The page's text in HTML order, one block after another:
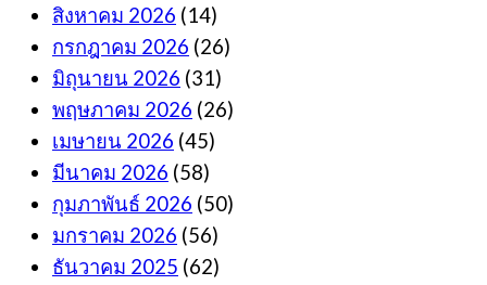
สิงหาคม 2026 (14)
กรกฎาคม 2026 (26)
มิถุนายน 2026 (31)
พฤษภาคม 2026 (26)
เมษายน 2026 (45)
มีนาคม 2026 (58)
กุมภาพันธ์ 2026 (50)
มกราคม 2026 (56)
ธันวาคม 2025 (62)